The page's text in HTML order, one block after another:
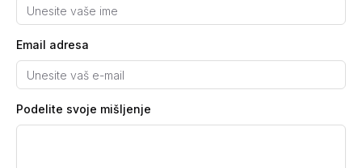
Email adresa
Podelite svoje mišljenje